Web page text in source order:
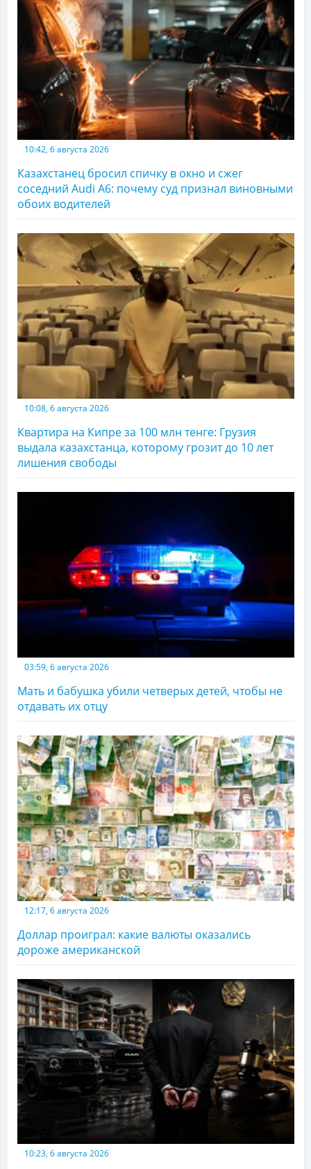
10:42, 6 августа 2026
Казахстанец бросил спичку в окно и сжег
соседний Audi A6: почему суд признал виновными
обоих водителей
10:08, 6 августа 2026
Квартира на Кипре за 100 млн тенге: Грузия
выдала казахстанца, которому грозит до 10 лет
лишения свободы
03:59, 6 августа 2026
Мать и бабушка убили четверых детей, чтобы не
отдавать их отцу
12:17, 6 августа 2026
Доллар проиграл: какие валюты оказались
дороже американской
10:23, 6 августа 2026